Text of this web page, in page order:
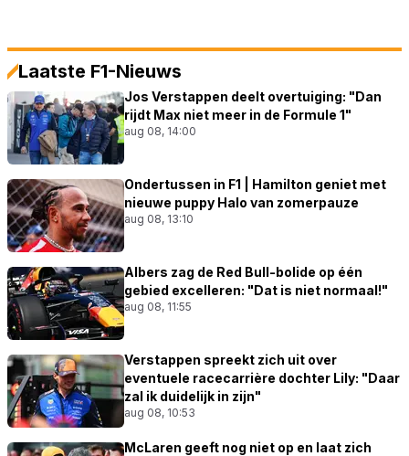
Laatste F1-Nieuws
Jos Verstappen deelt overtuiging: "Dan
rijdt Max niet meer in de Formule 1"
aug 08, 14:00
Ondertussen in F1 | Hamilton geniet met
nieuwe puppy Halo van zomerpauze
aug 08, 13:10
Albers zag de Red Bull-bolide op één
gebied excelleren: "Dat is niet normaal!"
aug 08, 11:55
Verstappen spreekt zich uit over
eventuele racecarrière dochter Lily: "Daar
zal ik duidelijk in zijn"
aug 08, 10:53
McLaren geeft nog niet op en laat zich